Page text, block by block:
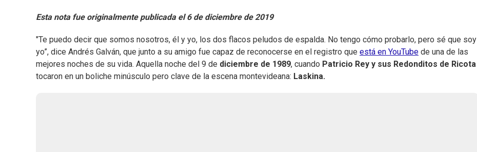
Esta nota fue originalmente publicada el 6 de diciembre de 2019
"Te puedo decir que somos nosotros, él y yo, los dos flacos peludos de espalda. No tengo cómo probarlo, pero sé que soy
yo”, dice Andrés Galván, que junto a su amigo fue capaz de reconocerse en el registro que está en YouTube de una de las
mejores noches de su vida. Aquella noche del 9 de diciembre de 1989, cuando Patricio Rey y sus Redonditos de Ricota
tocaron en un boliche minúsculo pero clave de la escena montevideana: Laskina.